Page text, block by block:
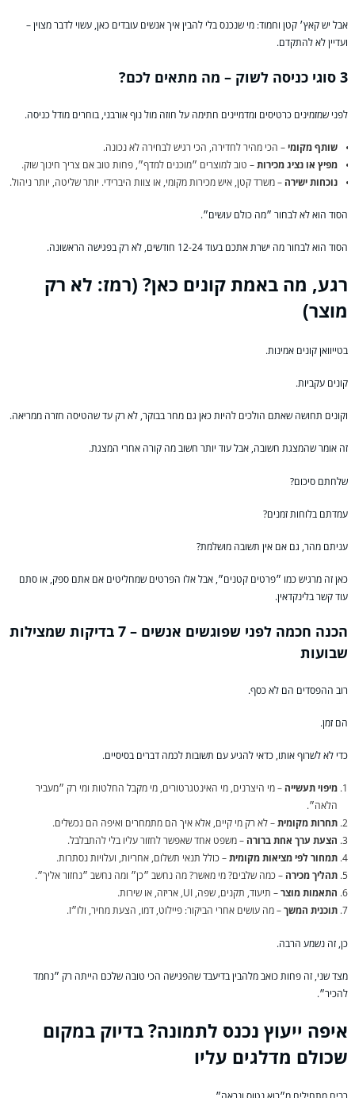
אבל יש קאץ׳ קטן וחמוד: מי שנכנס בלי להבין איך אנשים עובדים כאן, עשוי לדבר מצוין –
ועדיין לא להתקדם.
3 סוגי כניסה לשוק – מה מתאים לכם?
לפני שמזמינים כרטיסים ומדמיינים חתימה על חוזה מול נוף אורבני, בוחרים מודל כניסה.
שותף מקומי– הכי מהיר לחדירה, הכי רגיש לבחירה לא נכונה.
מפיץ או נציג מכירות– טוב למוצרים ״מוכנים למדף״, פחות טוב אם צריך חינוך שוק.
נוכחות ישירה – משרד קטן, איש מכירות מקומי, או צוות היברידי. יותר שליטה, יותר ניהול.
הסוד הוא לא לבחור ״מה כולם עושים״.
הסוד הוא לבחור מה ישרת אתכם בעוד 12-24 חודשים, לא רק בפגישה הראשונה.
רגע, מה באמת קונים כאן? (רמז: לא רק
מוצר)
בטייוואן קונים אמינות.
קונים עקביות.
וקונים תחושה שאתם הולכים להיות כאן גם מחר בבוקר, לא רק עד שהטיסה חזרה ממריאה.
זה אומר שהמצגת חשובה, אבל עוד יותר חשוב מה קורה אחרי המצגת.
שלחתם סיכום?
עמדתם בלוחות זמנים?
עניתם מהר, גם אם אין תשובה מושלמת?
כאן זה מרגיש כמו ״פרטים קטנים״, אבל אלו הפרטים שמחליטים אם אתם ספק, או סתם
עוד קשר בלינקדאין.
הכנה חכמה לפני שפוגשים אנשים – 7 בדיקות שמצילות
שבועות
רוב ההפסדים הם לא כסף.
הם זמן.
כדי לא לשרוף אותו, כדאי להגיע עם תשובות לכמה דברים בסיסיים.
מיפוי תעשייה – מי היצרנים, מי האינטגרטורים, מי מקבל החלטות ומי רק ״מעביר
הלאה״.
תחרות מקומית– לא רק מי קיים, אלא איך הם מתמחרים ואיפה הם נכשלים.
הצעת ערך אחת ברורה – משפט אחד שאפשר לחזור עליו בלי להתבלבל.
תמחור לפי מציאות מקומית– כולל תנאי תשלום, אחריות, ועלויות נסתרות.
תהליך מכירה – כמה שלבים? מי מאשר? מה נחשב ״כן״ ומה נחשב ״נחזור אליך״.
התאמות מוצר– תיעוד, תקנים, שפה, UI, אריזה, או שירות.
תוכנית המשך– מה עושים אחרי הביקור: פיילוט, דמו, הצעת מחיר, ולו״ז.
כן, זה נשמע הרבה.
מצד שני, זה פחות כואב מלהבין בדיעבד שהפגישה הכי טובה שלכם הייתה רק ״נחמד
להכיר״.
איפה ייעוץ נכנס לתמונה? בדיוק במקום
שכולם מדלגים עליו